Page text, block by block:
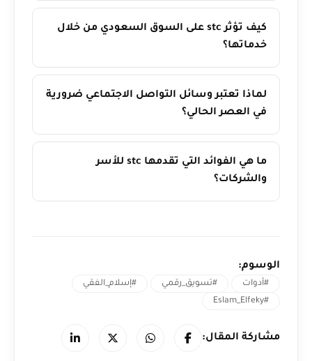
كيف تؤثر stc على السوق السعودي من خلال
خدماتها؟
لماذا تعتبر وسائل التواصل الاجتماعي ضرورية
في العصر الحالي؟
ما هي الفوائد التي تقدمها stc للأسر
والشركات؟
الوسوم:
#أدوات #تسويق_رقمي
#إسلام_الفقي
#Eslam_Elfeky
مشاركة المقال: